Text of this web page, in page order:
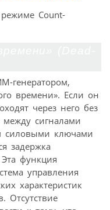
Count-
генератором,
времени». Если он
через него без
сигналами
силовыми ключами
задержка
функция
управления
характеристик
Отсутствие